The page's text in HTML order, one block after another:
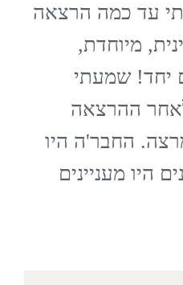
עד כמה הרצאה
מיוחדת,
יחד! שמעתי
ההרצאה
החבר'ה היו
היו מעניינים